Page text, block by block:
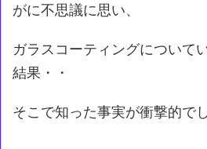
がに不思議に思い、
ガラスコーティングについて
結果・・
そこで知った事実が衝撃的で